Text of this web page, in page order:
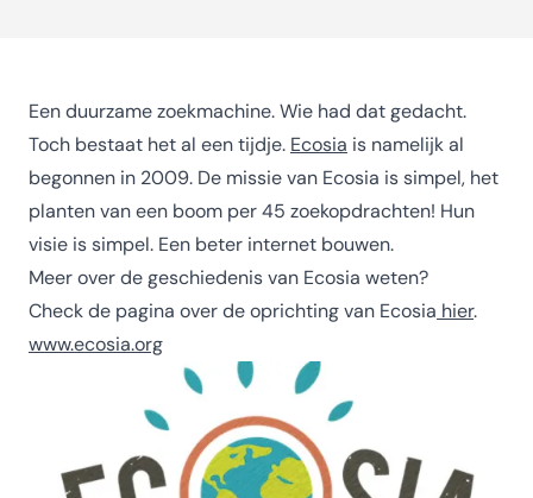
Een duurzame zoekmachine. Wie had dat gedacht.
Toch bestaat het al een tijdje. Ecosia is namelijk al
begonnen in 2009. De missie van Ecosia is simpel, het
planten van een boom per 45 zoekopdrachten! Hun
visie is simpel. Een beter internet bouwen.
Meer over de geschiedenis van Ecosia weten?
Check de pagina over de oprichting van Ecosia hier.
www.ecosia.org